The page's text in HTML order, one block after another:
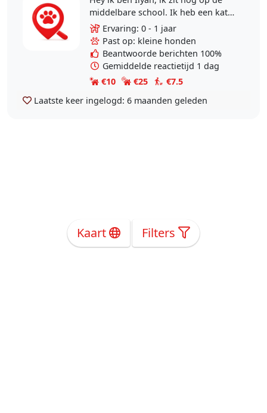
middelbare school. Ik heb een kat
en had vroeger een hond, daarom
hou ik heel van van dieren. Ik ben
vaak..
Ervaring: 0 - 1 jaar
Past op: kleine honden
Beantwoorde berichten 100%
Gemiddelde reactietijd 1 dag
€10
€25
€7.5
Laatste keer ingelogd: 6 maanden geleden
Kaart Filters